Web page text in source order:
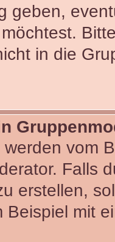
geben,
in die
vom
Falls
erstellen,
Beispiel mit